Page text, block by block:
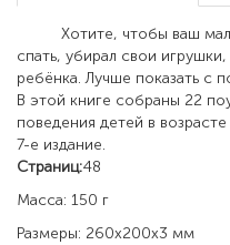
Хотите, чтобы ваш
спать, убирал свои
ребёнка. Лучше показать с
В этой книге собраны 22
поведения детей в
7-е издание.
Страниц:48
Масса: 150 г
Размеры: 260x200x3 мм